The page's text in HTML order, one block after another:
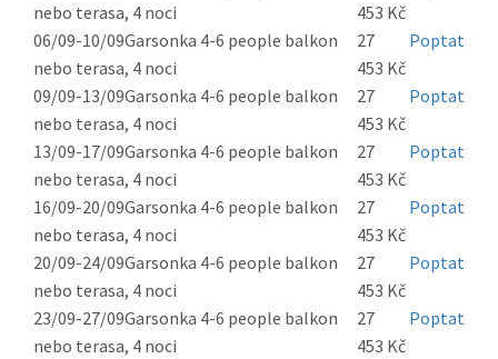
nebo terasa, 4 noci
453 Kč
06/09-10/09Garsonka 4-6 people balkon
nebo terasa, 4 noci
27
453 Kč
Poptat
09/09-13/09Garsonka 4-6 people balkon
nebo terasa, 4 noci
27
453 Kč
Poptat
13/09-17/09Garsonka 4-6 people balkon
nebo terasa, 4 noci
27
453 Kč
Poptat
16/09-20/09Garsonka 4-6 people balkon
nebo terasa, 4 noci
27
453 Kč
Poptat
20/09-24/09Garsonka 4-6 people balkon
nebo terasa, 4 noci
27
453 Kč
Poptat
23/09-27/09Garsonka 4-6 people balkon
nebo terasa, 4 noci
27
453 Kč
Poptat